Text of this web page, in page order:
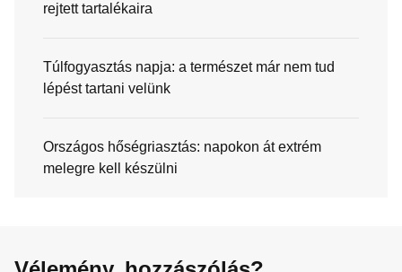
rejtett tartalékaira
Túlfogyasztás napja: a természet már nem tud
lépést tartani velünk
Országos hőségriasztás: napokon át extrém
melegre kell készülni